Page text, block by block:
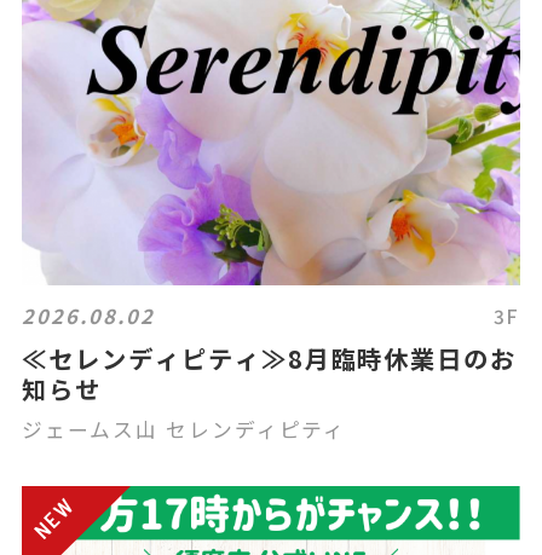
2026.08.02 3F
≪セレンディピティ≫8月臨時休業日のお
知らせ
ジェームス山 セレンディピティ